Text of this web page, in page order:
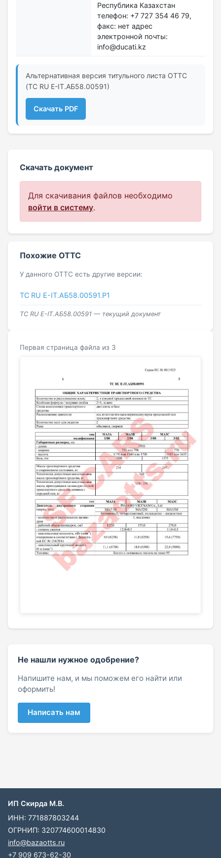
Республика Казахстан
телефон: +7 727 354 46 79,
факс: нет адрес
электронной почты:
info@ducati.kz
Альтернативная версия титульного листа ОТТС
(ТС RU Е-IT.АБ58.00591)
Скачать PDF
Скачать документ
Для скачивания файлов необходимо
войти в систему.
Похожие ОТТС
У данного ОТТС есть другие версии:
ТС RU Е-IT.АБ58.00591.Р1
ТС RU Е-IT.АБ58.00591 — текущий документ
Первая страница файла из 3
Не нашли нужное одобрение?
Напишите нам, и мы поможем его найти или
оформить!
Написать нам
ИП Скирда М.В.
ИНН: 771887803244
ОГРНИП: 320774600014830
info@bazaotts.ru
+7 909 673-62-30